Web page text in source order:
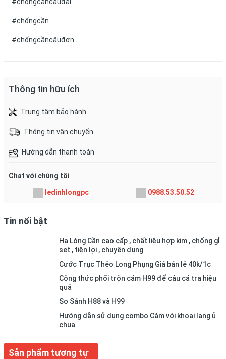
#chốngcần
#chốngcầncâuđơn
Thông tin hữu ích
Trung tâm bảo hành
Thông tin vận chuyển
Hướng dẫn thanh toán
Chat với chúng tôi
ledinhlongpc 0988.53.50.52
Tin nổi bật
Hạ Lóng Cần cao cấp , chất liệu hợp kim , chống gỉ
set , tiện lợi , chuyên dụng
Cước Trục Thẻo Long Phụng Giá bán lẻ 40k/1c
Công thức phối trộn cám H99 để câu cá tra hiệu
quả
So Sánh H88 và H99
Hướng dẫn sử dụng combo Cám với khoai lang ủ
chua
Sản phẩm tương tự